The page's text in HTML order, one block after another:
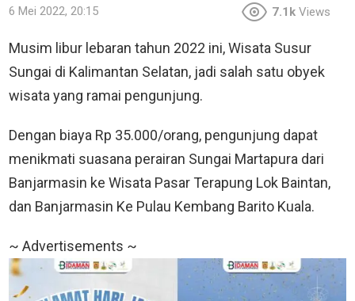
6 Mei 2022, 20:15 7.1k Views
Musim libur lebaran tahun 2022 ini, Wisata Susur
Sungai di Kalimantan Selatan, jadi salah satu obyek
wisata yang ramai pengunjung.
Dengan biaya Rp 35.000/orang, pengunjung dapat
menikmati suasana perairan Sungai Martapura dari
Banjarmasin ke Wisata Pasar Terapung Lok Baintan,
dan Banjarmasin Ke Pulau Kembang Barito Kuala.
~ Advertisements ~